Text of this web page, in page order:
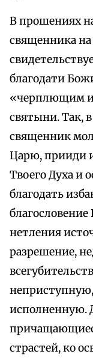
В прошениях
священника
благодати
«черплющим
святыни. Так,
священник
Царю, прииди
Твоего Духа и
благодать
нетления
разрешение,
исполненную.
страстей, ко